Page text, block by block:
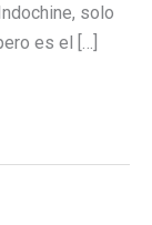
solo
es el […]